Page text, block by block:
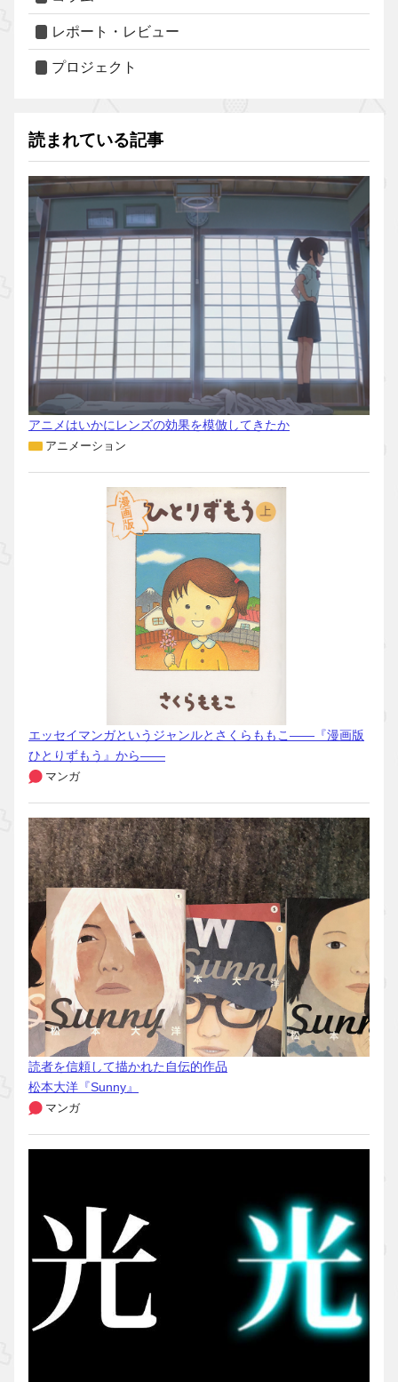
レポート・レビュー
プロジェクト
読まれている記事
アニメはいかにレンズの効果を模倣してきたか
アニメーション
エッセイマンガというジャンルとさくらももこ――『漫画版
ひとりずもう』から――
マンガ
読者を信頼して描かれた自伝的作品
松本大洋『Sunny』
マンガ